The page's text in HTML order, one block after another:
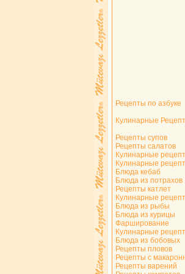
Рецепты по азбуке
Кулинарные
Рецепты супов
Рецепты салатов
Кулинарные
Кулинарные
Блюда кебаб
Блюда из потрахов
Рецепты катлет
Кулинарные
Блюда из рыбы
Блюда из курицы
Фарширование
Кулинарные
Блюда из бобовых
Рецепты пловов
Рецепты с
Рецепты варений